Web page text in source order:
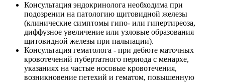
Консультация эндокринолога необходима при
подозрении на патологию щитовидной железы
(клинические симптомы гипо- или гипертиреоза,
диффузное увеличение или узловые образования
щитовидной железы при пальпации).
Консультация гематолога - при дебюте маточных
кровотечений пубертатного периода с менархе,
указаниях на частые носовые кровотечения,
возникновение петехий и гематом, повышенную